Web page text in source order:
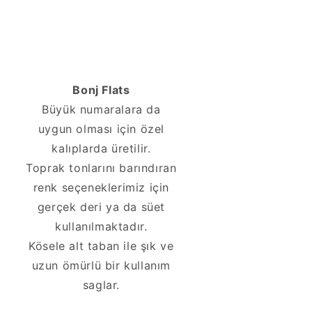
Bonj Flats
Büyük numaralara da
uygun olması için özel
kalıplarda üretilir.
Toprak tonlarını barındıran
renk seçeneklerimiz için
gerçek deri ya da süet
kullanılmaktadır.
Kösele alt taban ile şık ve
uzun ömürlü bir kullanım
saglar.